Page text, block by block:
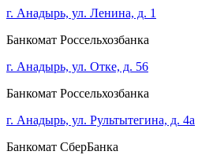
г. Анадырь, ул. Ленина, д. 1
Банкомат Россельхозбанка
г. Анадырь, ул. Отке, д. 56
Банкомат Россельхозбанка
г. Анадырь, ул. Рультытегина, д. 4а
Банкомат СберБанка